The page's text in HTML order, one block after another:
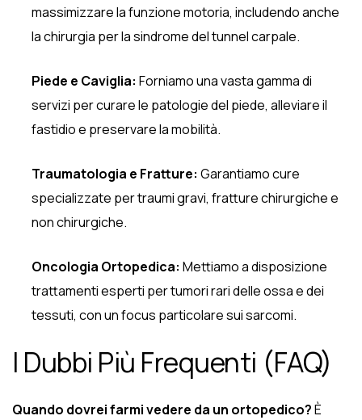
massimizzare la funzione motoria, includendo anche
la chirurgia per la sindrome del tunnel carpale.
Piede e Caviglia: Forniamo una vasta gamma di
servizi per curare le patologie del piede, alleviare il
fastidio e preservare la mobilità.
Traumatologia e Fratture: Garantiamo cure
specializzate per traumi gravi, fratture chirurgiche e
non chirurgiche.
Oncologia Ortopedica: Mettiamo a disposizione
trattamenti esperti per tumori rari delle ossa e dei
tessuti, con un focus particolare sui sarcomi.
I Dubbi Più Frequenti (FAQ)
Quando dovrei farmi vedere da un ortopedico?È